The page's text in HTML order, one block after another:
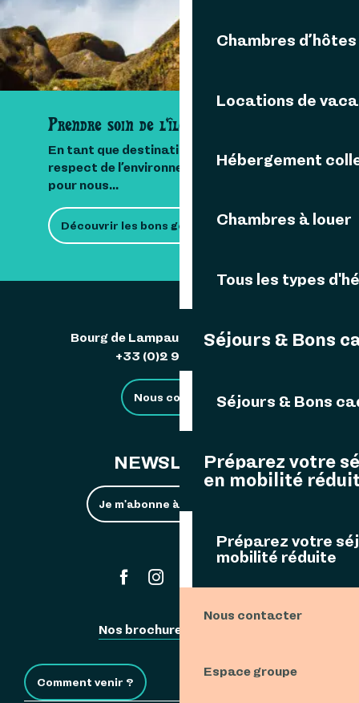
Chambres d’hôtes
Locations de
Hébergement
Chambres à louer
Tous les types
Séjours & Bons
Séjours & Bons
Préparez votre
en mobilité
Préparez votre
mobilité réduite
Nous contacter
Espace groupe
Prendre soin de l'île
En tant que destination insulaire, le
respect de l’environnement est important
pour nous...
Découvrir les bons gestes
Bourg de Lampaul 29242 Ouessant
+33 (0)2 98 48 85 83
Nous contacter
NEWSLETTER
Je m'abonne à la newsletter
Nos brochures
Comment venir ?